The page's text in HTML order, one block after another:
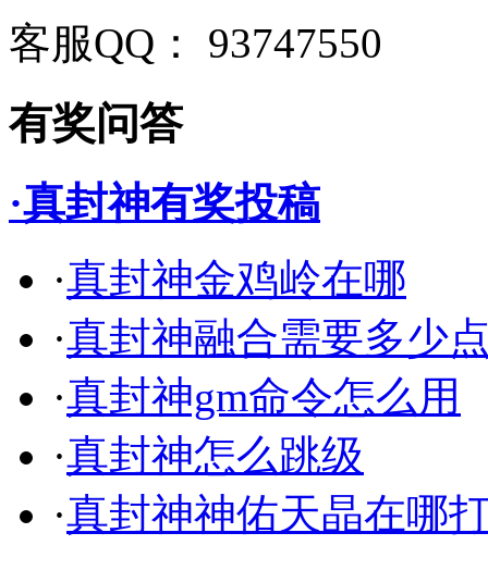
客服QQ： 93747550
有奖问答
·真封神有奖投稿
·真封神金鸡岭在哪
·真封神融合需要多少
·真封神gm命令怎么用
·真封神怎么跳级
·真封神神佑天晶在哪